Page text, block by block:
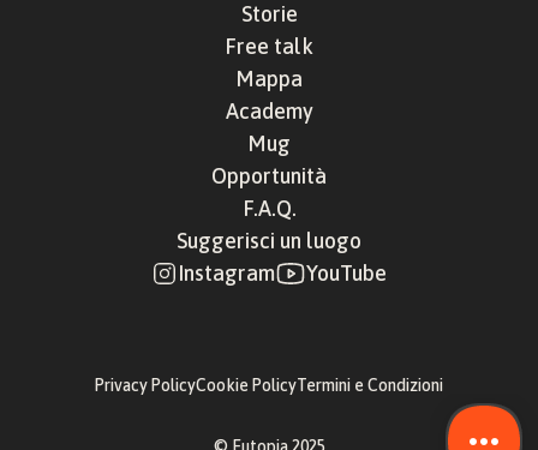
Storie
Free talk
Mappa
Academy
Mug
Opportunità
F.A.Q.
Suggerisci un luogo
Instagram
YouTube
Privacy PolicyCookie PolicyTermini e Condizioni